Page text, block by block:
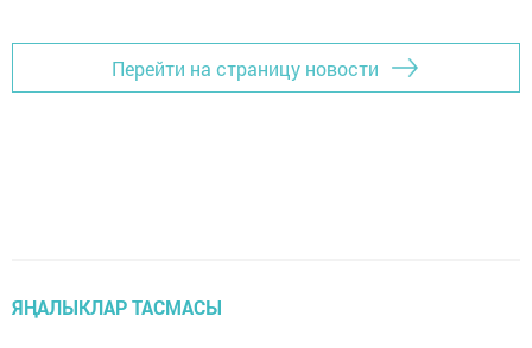
Перейти на страницу новости
ЯҢАЛЫКЛАР ТАСМАСЫ